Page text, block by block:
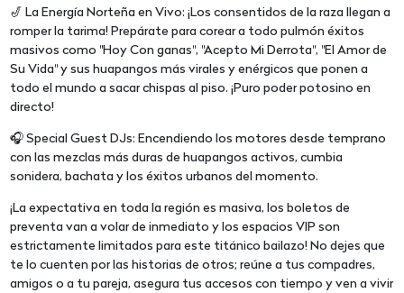
🎷 La Energía Norteña en Vivo: ¡Los consentidos de la raza llegan a
romper la tarima! Prepárate para corear a todo pulmón éxitos
masivos como "Hoy Con ganas", "Acepto Mi Derrota", "El Amor de
Su Vida" y sus huapangos más virales y enérgicos que ponen a
todo el mundo a sacar chispas al piso. ¡Puro poder potosino en
directo!
🎧 Special Guest DJs: Encendiendo los motores desde temprano
con las mezclas más duras de huapangos activos, cumbia
sonidera, bachata y los éxitos urbanos del momento.
¡La expectativa en toda la región es masiva, los boletos de
preventa van a volar de inmediato y los espacios VIP son
estrictamente limitados para este titánico bailazo! No dejes que
te lo cuenten por las historias de otros; reúne a tus compadres,
amigos o a tu pareja, asegura tus accesos con tiempo y ven a vivir